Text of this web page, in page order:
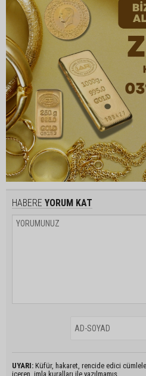
HABERE YORUM KAT
UYARI: Küfür, hakaret, rencide edici
içeren, imla kuralları ile yazılmamış,